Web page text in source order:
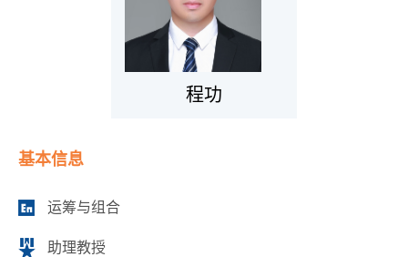
基本信息
运筹与组合
助理教授
程功